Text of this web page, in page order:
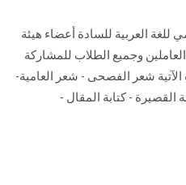
الان
للغة العربية للسادة أعضاء هيئة
العاملين وجميع الطلاب للمشاركة
الآتية شعر الفصحى - شعر العامية-
القصيرة - كتابة المقال -